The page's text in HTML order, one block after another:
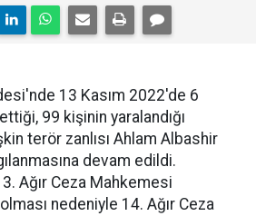
13 Kasım 2022'de 6
99 kişinin yaralandığı
terör zanlısı Ahlam Albashir
devam edildi.
Ağır Ceza Mahkemesi
nedeniyle 14. Ağır Ceza